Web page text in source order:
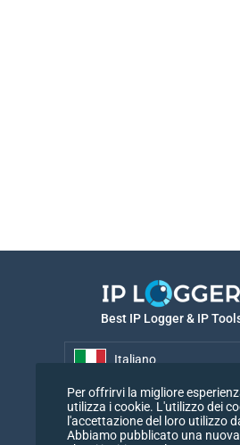
Best IP Logger & IP
Italiano
Italiano
Per offrirvi la migliore
utilizza i cookie. L'utilizzo dei
l'accettazione del loro utilizzo
Abbiamo pubblicato una